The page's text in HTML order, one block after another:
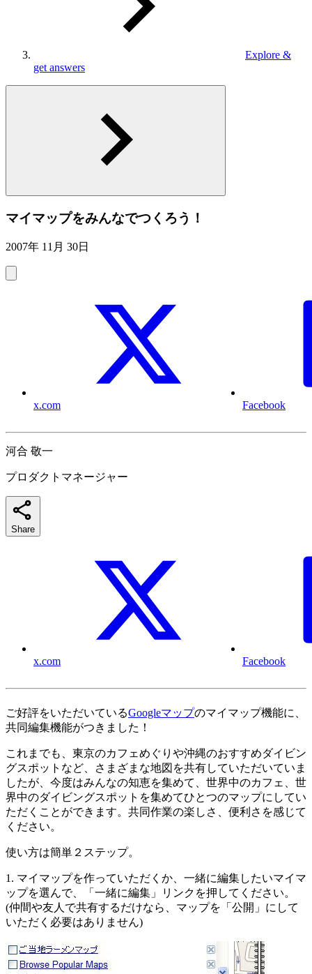
Explore &
get answers
マイマップをみんなでつくろう！
2007年 11月 30日
x.com Facebook
河合 敬一
プロダクトマネージャー
Share
x.com Facebook
ご好評をいただいているGoogleマップのマイマップ機能に、
共同編集機能がつきました！
これまでも、東京のカフェめぐりや沖縄のおすすめダイビン
グスポットなど、さまざまな地図を共有していただいていま
したが、今度はみんなの知恵を集めて、世界中のカフェ、世
界中のダイビングスポットを集めてひとつのマップにしてい
ただくことができます。共同作業の楽しさ、便利さを感じて
ください。
使い方は簡単２ステップ。
1. マイマップを作っていただくか、一緒に編集したいマイマ
ップを選んで、「一緒に編集」リンクを押してください。
(仲間や友人で共有するだけなら、マップを「公開」にして
いただく必要はありません)